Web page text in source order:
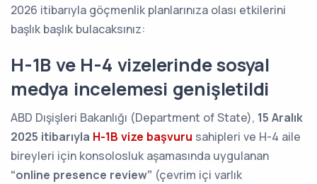
2026 itibarıyla göçmenlik planlarınıza olası etkilerini
başlık başlık bulacaksınız:
H-1B ve H-4 vizelerinde sosyal
medya incelemesi genişletildi
ABD Dışişleri Bakanlığı (Department of State), 15 Aralık
2025 itibarıyla H-1B vize başvuru sahipleri ve H-4 aile
bireyleri için konsolosluk aşamasında uygulanan
“online presence review” (çevrim içi varlık